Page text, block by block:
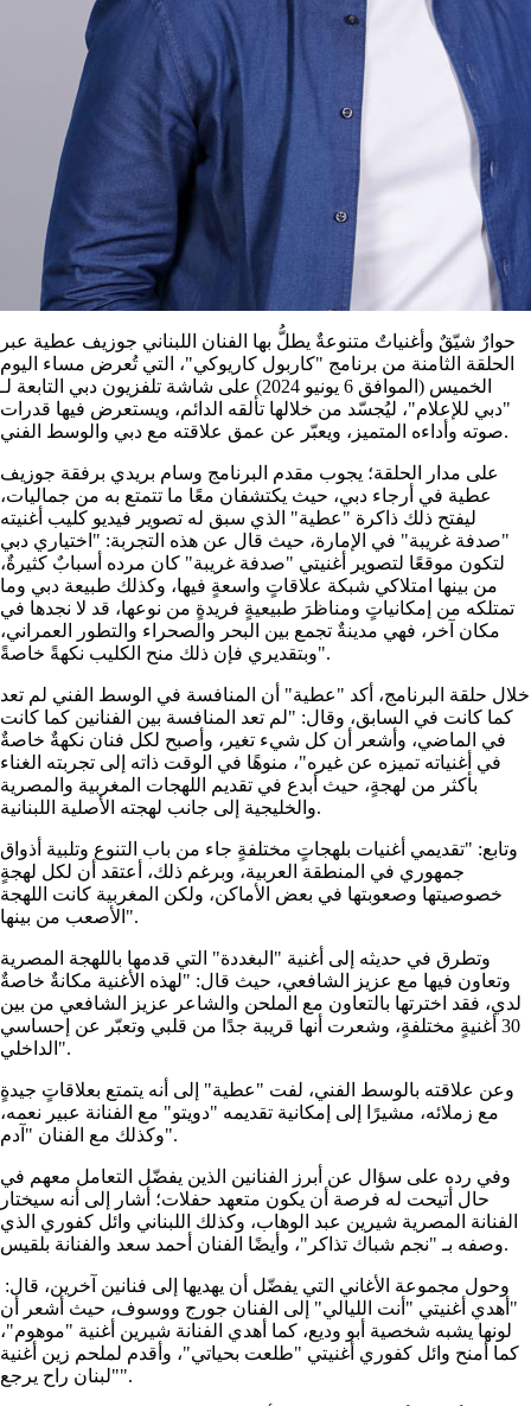
حوارٌ شيّقٌ وأغنياتٌ متنوعةٌ يطلُّ بها الفنان اللبناني جوزيف عطية عبر
الحلقة الثامنة من برنامج "كاربول كاريوكي"، التي تُعرض مساء اليوم
الخميس (الموافق 6 يونيو 2024) على شاشة تلفزيون دبي التابعة لـ
"دبي للإعلام"، ليُجسّد من خلالها تألقه الدائم، ويستعرض فيها قدرات
صوته وأداءه المتميز، ويعبّر عن عمق علاقته مع دبي والوسط الفني.
على مدار الحلقة؛ يجوب مقدم البرنامج وسام بريدي برفقة جوزيف
عطية في أرجاء دبي، حيث يكتشفان معًا ما تتمتع به من جماليات،
ليفتح ذلك ذاكرة "عطية" الذي سبق له تصوير فيديو كليب أغنيته
"صدفة غريبة" في الإمارة، حيث قال عن هذه التجربة: "اختياري دبي
لتكون موقعًا لتصوير أغنيتي "صدفة غريبة" كان مرده أسبابٌ كثيرةٌ،
من بينها امتلاكي شبكة علاقاتٍ واسعةٍ فيها، وكذلك طبيعة دبي وما
تمتلكه من إمكانياتٍ ومناظرَ طبيعيةٍ فريدةٍ من نوعها، قد لا نجدها في
مكان آخر، فهي مدينةٌ تجمع بين البحر والصحراء والتطور العمراني،
وبتقديري فإن ذلك منح الكليب نكهةً خاصةً".
خلال حلقة البرنامج، أكد "عطية" أن المنافسة في الوسط الفني لم تعد
كما كانت في السابق، وقال: "لم تعد المنافسة بين الفنانين كما كانت
في الماضي، وأشعر أن كل شيء تغير، وأصبح لكل فنان نكهةٌ خاصةٌ
في أغنياته تميزه عن غيره"، منوهًا في الوقت ذاته إلى تجربته الغناء
بأكثر من لهجةٍ، حيث أبدع في تقديم اللهجات المغربية والمصرية
والخليجية إلى جانب لهجته الأصلية اللبنانية.
وتابع: "تقديمي أغنيات بلهجاتٍ مختلفةٍ جاء من باب التنوع وتلبية أذواق
جمهوري في المنطقة العربية، وبرغم ذلك، أعتقد أن لكل لهجةٍ
خصوصيتها وصعوبتها في بعض الأماكن، ولكن المغربية كانت اللهجة
الأصعب من بينها".
وتطرق في حديثه إلى أغنية "البغددة" التي قدمها باللهجة المصرية
وتعاون فيها مع عزيز الشافعي، حيث قال: "لهذه الأغنية مكانةٌ خاصةٌ
لدي، فقد اخترتها بالتعاون مع الملحن والشاعر عزيز الشافعي من بين
30 أغنيةٍ مختلفةٍ، وشعرت أنها قريبة جدًا من قلبي وتعبّر عن إحساسي
الداخلي".
وعن علاقته بالوسط الفني، لفت "عطية" إلى أنه يتمتع بعلاقاتٍ جيدةٍ
مع زملائه، مشيرًا إلى إمكانية تقديمه "دويتو" مع الفنانة عبير نعمه،
وكذلك مع الفنان "آدم".
وفي رده على سؤال عن أبرز الفنانين الذين يفضّل التعامل معهم في
حال أتيحت له فرصة أن يكون متعهد حفلات؛ أشار إلى أنه سيختار
الفنانة المصرية شيرين عبد الوهاب، وكذلك اللبناني وائل كفوري الذي
وصفه بـ "نجم شباك تذاكر"، وأيضًا الفنان أحمد سعد والفنانة بلقيس.
"أهدي أغنيتي "أنت الليالي" إلى الفنان جورج ووسوف، حيث أشعر أن
لونها يشبه شخصية أبو وديع، كما أهدي الفنانة شيرين أغنية "موهوم"،
كما أمنح وائل كفوري أغنيتي "طلعت بحياتي"، وأقدم لملحم زين أغنية
"لبنان راح يرجع".